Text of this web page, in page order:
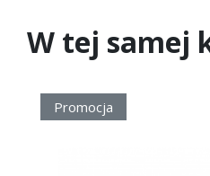
W tej samej
Promocja